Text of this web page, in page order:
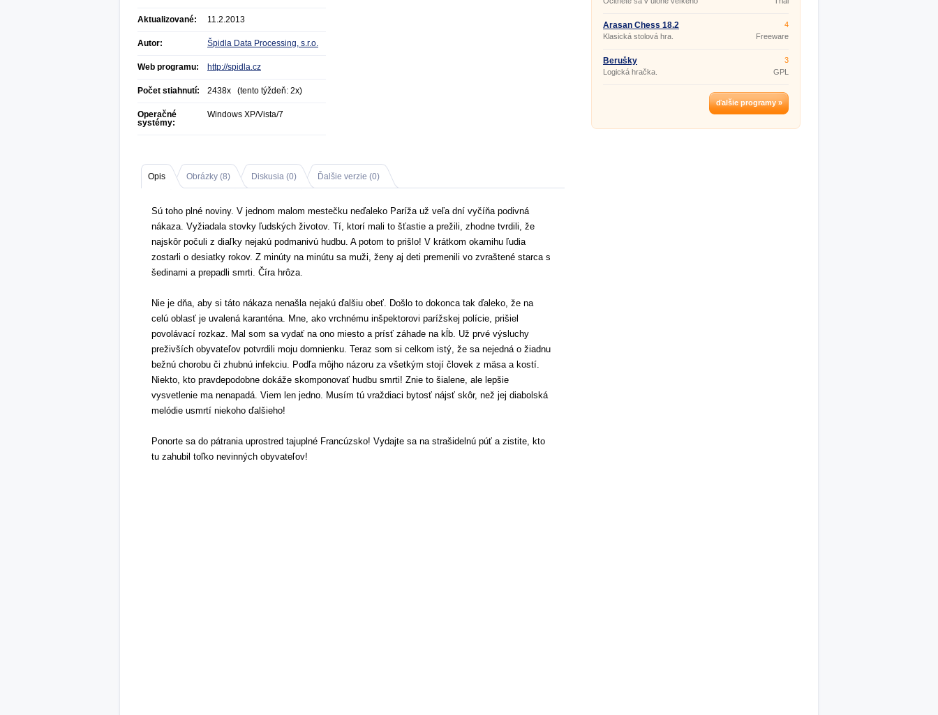
Aktualizované: 11.2.2013
Autor: Špidla Data Processing, s.r.o.
Web programu: http://spidla.cz
Počet stiahnutí: 2438x (tento týždeň: 2x)
Operačné
systémy:
Windows XP/Vista/7
Opis Obrázky (8) Diskusia (0) Ďalšie verzie (0)
Sú toho plné noviny. V jednom malom mestečku neďaleko Paríža už veľa dní vyčíňa podivná
nákaza. Vyžiadala stovky ľudských životov. Tí, ktorí mali to šťastie a prežili, zhodne tvrdili, že
najskôr počuli z diaľky nejakú podmanivú hudbu. A potom to prišlo! V krátkom okamihu ľudia
zostarli o desiatky rokov. Z minúty na minútu sa muži, ženy aj deti premenili vo zvraštené starca s
šedinami a prepadli smrti. Číra hrôza.
Nie je dňa, aby si táto nákaza nenašla nejakú ďalšiu obeť. Došlo to dokonca tak ďaleko, že na
celú oblasť je uvalená karanténa. Mne, ako vrchnému inšpektorovi parížskej polície, prišiel
povolávací rozkaz. Mal som sa vydať na ono miesto a prísť záhade na kĺb. Už prvé výsluchy
preživších obyvateľov potvrdili moju domnienku. Teraz som si celkom istý, že sa nejedná o žiadnu
bežnú chorobu či zhubnú infekciu. Podľa môjho názoru za všetkým stojí človek z mäsa a kostí.
Niekto, kto pravdepodobne dokáže skomponovať hudbu smrti! Znie to šialene, ale lepšie
vysvetlenie ma nenapadá. Viem len jedno. Musím tú vraždiaci bytosť nájsť skôr, než jej diabolská
melódie usmrtí niekoho ďalšieho!
Ponorte sa do pátrania uprostred tajuplné Francúzsko! Vydajte sa na strašidelnú púť a zistite, kto
tu zahubil toľko nevinných obyvateľov!
Arasan Chess 18.2
Klasická stolová hra.
4
Freeware
Berušky
Logická hračka.
3
GPL
ďalšie programy »